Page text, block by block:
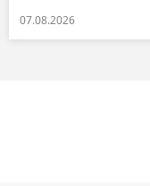
07.08.2026